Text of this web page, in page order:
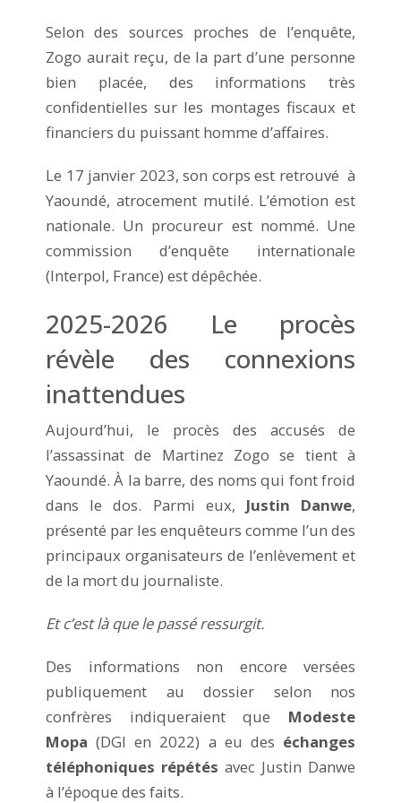
Selon des sources proches de l’enquête,
Zogo aurait reçu, de la part d’une personne
bien placée, des informations très
confidentielles sur les montages fiscaux et
financiers du puissant homme d’affaires.
Le 17 janvier 2023, son corps est retrouvé à
Yaoundé, atrocement mutilé. L’émotion est
nationale. Un procureur est nommé. Une
commission d’enquête internationale
(Interpol, France) est dépêchée.
2025-2026 Le procès
révèle des connexions
inattendues
Aujourd’hui, le procès des accusés de
l’assassinat de Martinez Zogo se tient à
Yaoundé. À la barre, des noms qui font froid
dans le dos. Parmi eux, Justin Danwe,
présenté par les enquêteurs comme l’un des
principaux organisateurs de l’enlèvement et
de la mort du journaliste.
Et c’est là que le passé ressurgit.
Des informations non encore versées
publiquement au dossier selon nos
confrères indiqueraient que Modeste
Mopa (DGI en 2022) a eu des échanges
téléphoniques répétés avec Justin Danwe
à l’époque des faits.